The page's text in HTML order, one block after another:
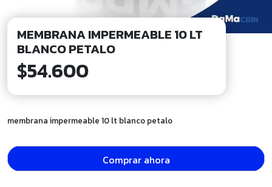
MEMBRANA IMPERMEABLE 10 LT
BLANCO PETALO
$54.600
membrana impermeable 10 lt blanco petalo
Comprar ahora